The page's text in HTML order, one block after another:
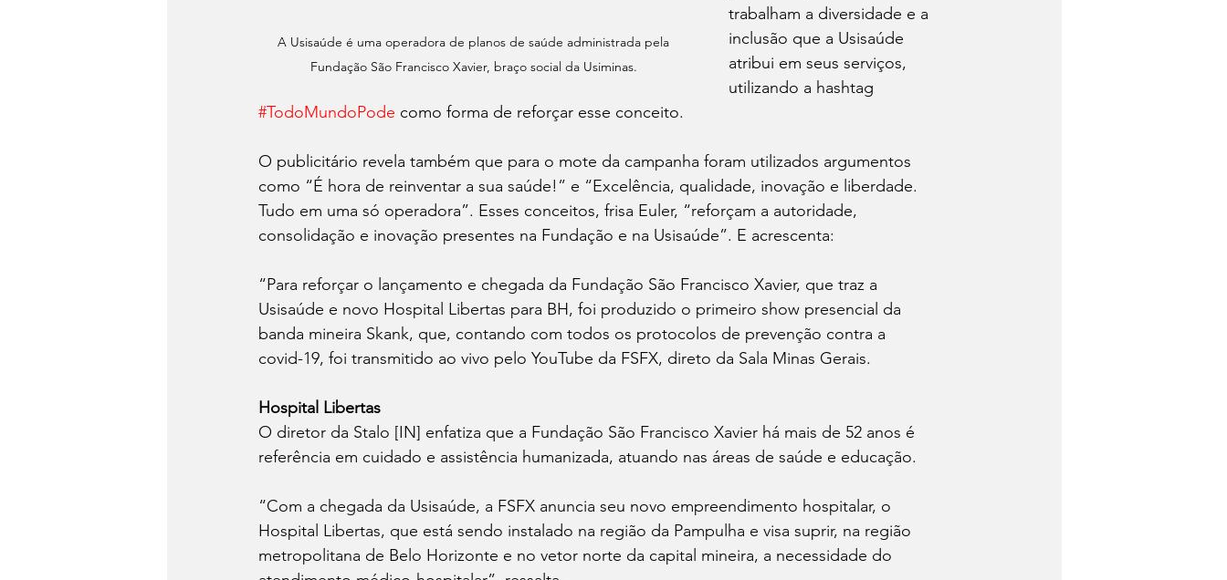
A Usisaúde é uma operadora de planos de saúde administrada pela
Fundação São Francisco Xavier, braço social da Usiminas.
trabalham a diversidade e a
inclusão que a Usisaúde
atribui em seus serviços,
utilizando a hashtag
#TodoMundoPode como forma de reforçar esse conceito.
O publicitário revela também que para o mote da campanha foram utilizados argumentos
como “É hora de reinventar a sua saúde!” e “Excelência, qualidade, inovação e liberdade.
Tudo em uma só operadora”. Esses conceitos, frisa Euler, “reforçam a autoridade,
consolidação e inovação presentes na Fundação e na Usisaúde”. E acrescenta:
“Para reforçar o lançamento e chegada da Fundação São Francisco Xavier, que traz a
Usisaúde e novo Hospital Libertas para BH, foi produzido o primeiro show presencial da
banda mineira Skank, que, contando com todos os protocolos de prevenção contra a
covid-19, foi transmitido ao vivo pelo YouTube da FSFX, direto da Sala Minas Gerais.
Hospital Libertas
O diretor da Stalo [IN] enfatiza que a Fundação São Francisco Xavier há mais de 52 anos é
referência em cuidado e assistência humanizada, atuando nas áreas de saúde e educação.
“Com a chegada da Usisaúde, a FSFX anuncia seu novo empreendimento hospitalar, o
Hospital Libertas, que está sendo instalado na região da Pampulha e visa suprir, na região
metropolitana de Belo Horizonte e no vetor norte da capital mineira, a necessidade do